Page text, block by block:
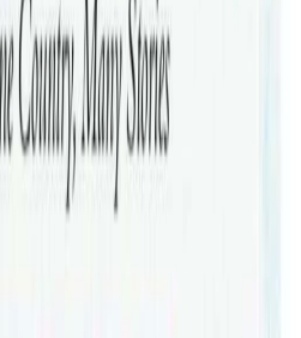
¥यापिड एन्टिजन टेष्ट गरेर नेगेटिभ
कोभिडको लक्षणको निगरानी
देखिएमा पुन एन्टिजन परिक्षण
टाढाबाट संसर्गमा आएका अर्थात
भने लक्षण देखिएमात्र एन्टिजन
निर्णय गरेको छ । संक्रमितको